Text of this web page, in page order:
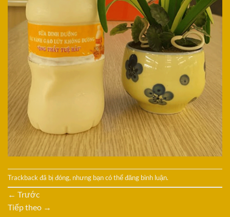
Trackback đã bị đóng, nhưng bạn có thểđăng bình luận.
← Trước
Tiếp theo →